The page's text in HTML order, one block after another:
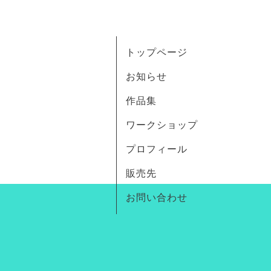
トップページ
お知らせ
作品集
ワークショップ
プロフィール
販売先
お問い合わせ